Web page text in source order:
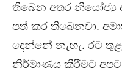
තිබෙන අතර නියෝජ්‍ය
පත් කර තිබෙනවා.
දෙන්නේ නැහැ. රට
නිර්මාණය කිරීමට